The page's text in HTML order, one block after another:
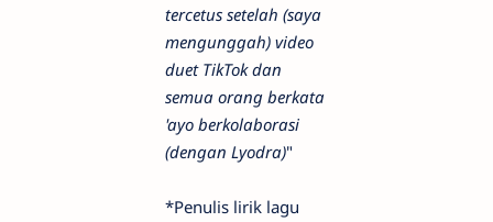
tercetus setelah (saya
mengunggah) video
duet TikTok dan
semua orang berkata
'ayo berkolaborasi
(dengan Lyodra)"
*Penulis lirik lagu